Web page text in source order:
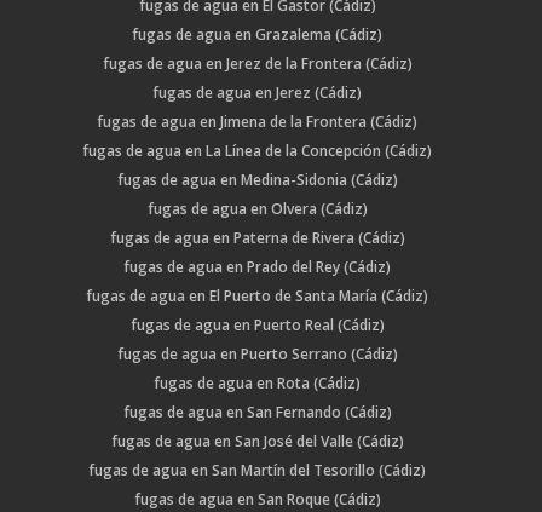
fugas de agua en El Gastor (Cádiz)
fugas de agua en Grazalema (Cádiz)
fugas de agua en Jerez de la Frontera (Cádiz)
fugas de agua en Jerez (Cádiz)
fugas de agua en Jimena de la Frontera (Cádiz)
fugas de agua en La Línea de la Concepción (Cádiz)
fugas de agua en Medina-Sidonia (Cádiz)
fugas de agua en Olvera (Cádiz)
fugas de agua en Paterna de Rivera (Cádiz)
fugas de agua en Prado del Rey (Cádiz)
fugas de agua en El Puerto de Santa María (Cádiz)
fugas de agua en Puerto Real (Cádiz)
fugas de agua en Puerto Serrano (Cádiz)
fugas de agua en Rota (Cádiz)
fugas de agua en San Fernando (Cádiz)
fugas de agua en San José del Valle (Cádiz)
fugas de agua en San Martín del Tesorillo (Cádiz)
fugas de agua en San Roque (Cádiz)